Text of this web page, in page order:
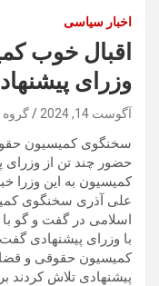
اخبار سیاسی
اقبال خوب
وزرای
آگوست 14, 2024 گروه
سخنگوی کمیسیون
حضور چند تن از وزرای
کمیسیون به این وزرا
علی آذری سخنگوی
اسلامی در گفت و گو
با وزرای پیشنهادی
کمیسیون حقوقی و
پیشنهادی تلاش کردند